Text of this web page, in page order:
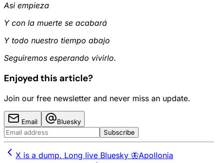
Asi empieza
Y con la muerte se acabará
Y todo nuestro tiempo abajo
Seguiremos esperando vivirlo.
Enjoyed this article?
Join our free newsletter and never miss an update.
Email
Bluesky
Subscribe
X is a dump. Long live Bluesky 🦋Apollonia